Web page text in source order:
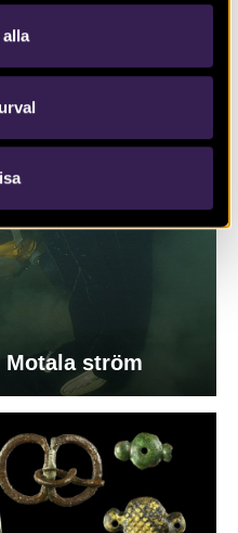
ström